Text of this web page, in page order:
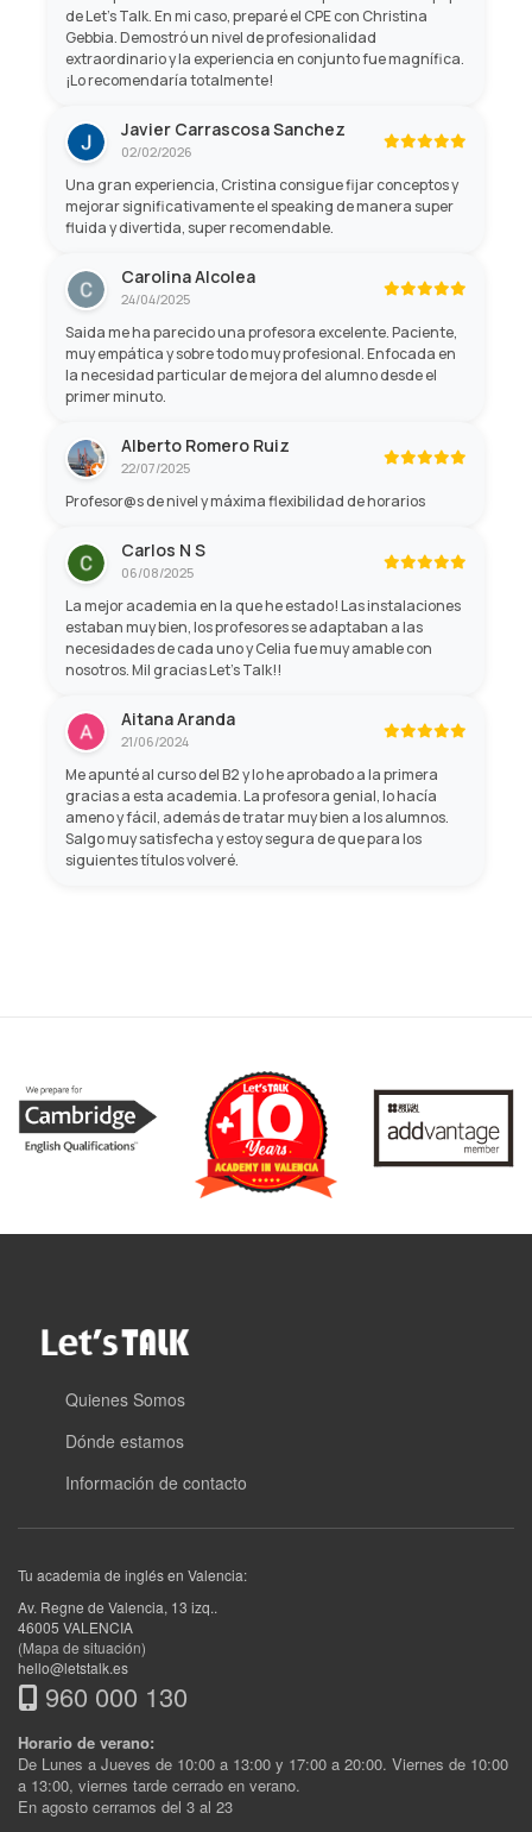
de Let's Talk. En mi caso, preparé el CPE con Christina
Gebbia. Demostró un nivel de profesionalidad
extraordinario y la experiencia en conjunto fue magnífica.
¡Lo recomendaría totalmente!
Javier Carrascosa Sanchez
02/02/2026
Una gran experiencia, Cristina consigue fijar conceptos y
mejorar significativamente el speaking de manera super
fluida y divertida, super recomendable.
Carolina Alcolea
24/04/2025
Saida me ha parecido una profesora excelente. Paciente,
muy empática y sobre todo muy profesional. Enfocada en
la necesidad particular de mejora del alumno desde el
primer minuto.
Alberto Romero Ruiz
22/07/2025
Profesor@s de nivel y máxima flexibilidad de horarios
Carlos N S
06/08/2025
La mejor academia en la que he estado! Las instalaciones
estaban muy bien, los profesores se adaptaban a las
necesidades de cada uno y Celia fue muy amable con
nosotros. Mil gracias Let's Talk!!
Aitana Aranda
21/06/2024
Me apunté al curso del B2 y lo he aprobado a la primera
gracias a esta academia. La profesora genial, lo hacía
ameno y fácil, además de tratar muy bien a los alumnos.
Salgo muy satisfecha y estoy segura de que para los
siguientes títulos volveré.
Quienes Somos
Dónde estamos
Información de contacto
Tu academia de inglés en Valencia:
Av. Regne de Valencia, 13 izq..
46005 VALENCIA
(Mapa de situación)
hello@letstalk.es
960 000 130
Horario de verano:
De Lunes a Jueves de 10:00 a 13:00 y 17:00 a 20:00. Viernes de 10:00
a 13:00, viernes tarde cerrado en verano.
En agosto cerramos del 3 al 23